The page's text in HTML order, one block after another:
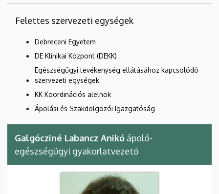
Felettes szervezeti egységek
Debreceni Egyetem
DE Klinikai Központ (DEKK)
Egészségügyi tevékenység ellátásához kapcsolódó
szervezeti egységek
KK Koordinációs alelnök
Ápolási és Szakdolgozói Igazgatóság
Galgócziné Labancz Anikó ápoló-
egészségügyi gyakorlatvezető